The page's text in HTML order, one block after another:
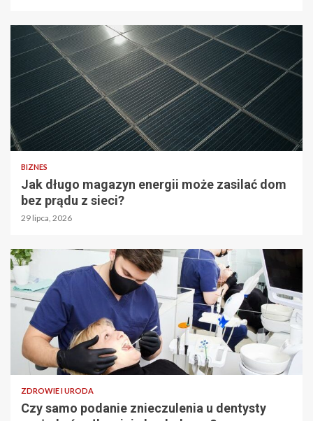
BIZNES
Jak długo magazyn energii może zasilać dom
bez prądu z sieci?
29 lipca, 2026
ZDROWIE I URODA
Czy samo podanie znieczulenia u dentysty